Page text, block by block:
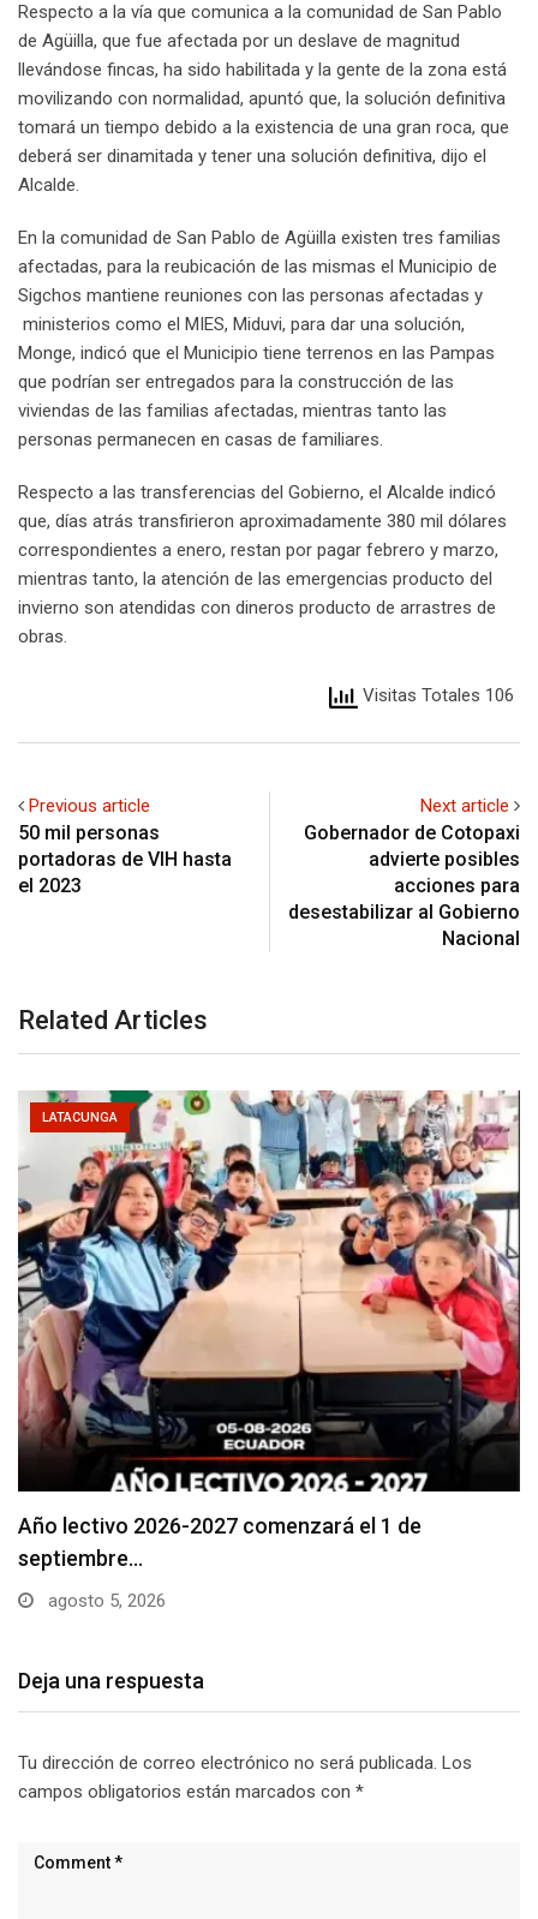
Respecto a la vía que comunica a la comunidad de San Pablo
de Agüilla, que fue afectada por un deslave de magnitud
llevándose fincas, ha sido habilitada y la gente de la zona está
movilizando con normalidad, apuntó que, la solución definitiva
tomará un tiempo debido a la existencia de una gran roca, que
deberá ser dinamitada y tener una solución definitiva, dijo el
Alcalde.
En la comunidad de San Pablo de Agüilla existen tres familias
afectadas, para la reubicación de las mismas el Municipio de
Sigchos mantiene reuniones con las personas afectadas y
ministerios como el MIES, Miduvi, para dar una solución,
Monge, indicó que el Municipio tiene terrenos en las Pampas
que podrían ser entregados para la construcción de las
viviendas de las familias afectadas, mientras tanto las
personas permanecen en casas de familiares.
Respecto a las transferencias del Gobierno, el Alcalde indicó
que, días atrás transfirieron aproximadamente 380 mil dólares
correspondientes a enero, restan por pagar febrero y marzo,
mientras tanto, la atención de las emergencias producto del
invierno son atendidas con dineros producto de arrastres de
obras.
Visitas Totales 106
Previous article
50 mil personas
portadoras de VIH hasta
el 2023
Next article
Gobernador de Cotopaxi
advierte posibles
acciones para
desestabilizar al Gobierno
Nacional
Related Articles
LATACUNGA
Se suspenderá servicio de agua potable en varios…
agosto 5, 2026
Deja una respuesta
Tu dirección de correo electrónico no será publicada. Los
campos obligatorios están marcados con *